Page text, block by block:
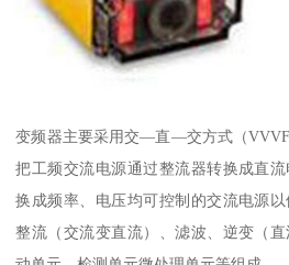
变频器主要采用交—直—交方式（
把工频交流电源通过整流器转换成直
换成频率、电压均可控制的交流电源
整流（交流变直流）、滤波、逆变（